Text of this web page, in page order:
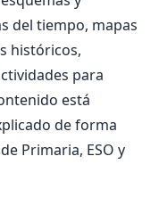
del tiempo, mapas
históricos,
para
está
de forma
Primaria, ESO y